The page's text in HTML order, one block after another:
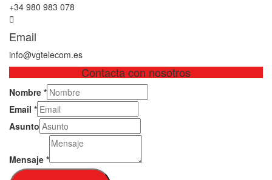
+34 980 983 078
Email
info@vgtelecom.es
Contacta con nosotros
Nombre *
Email *
Asunto
Mensaje *